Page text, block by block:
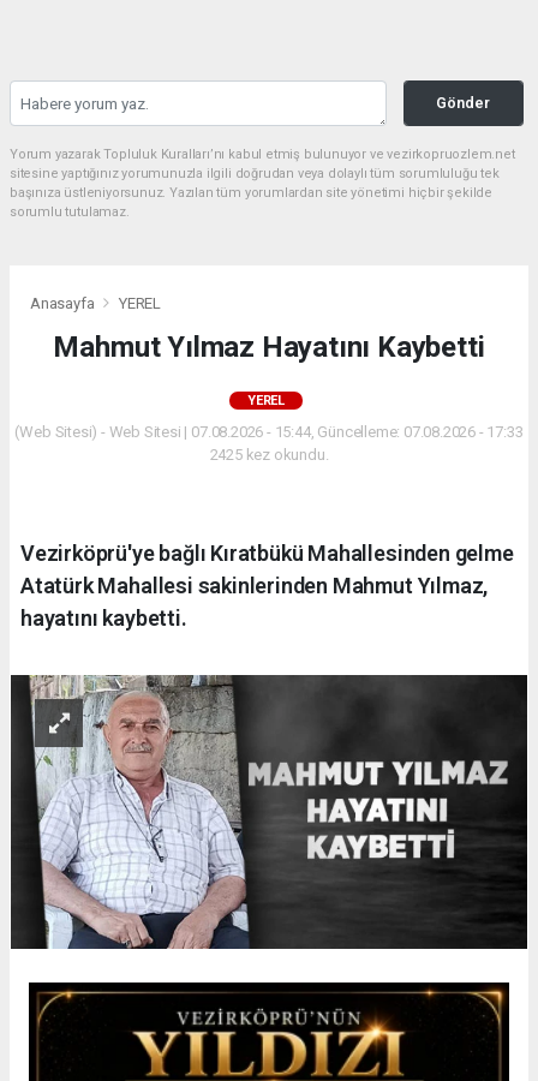
Gönder
Yorum yazarak Topluluk Kuralları’nı kabul etmiş bulunuyor ve vezirkopruozlem.net
sitesine yaptığınız yorumunuzla ilgili doğrudan veya dolaylı tüm sorumluluğu tek
başınıza üstleniyorsunuz. Yazılan tüm yorumlardan site yönetimi hiçbir şekilde
sorumlu tutulamaz.
Anasayfa YEREL
Mahmut Yılmaz Hayatını Kaybetti
YEREL
(Web Sitesi) - Web Sitesi | 07.08.2026 - 15:44, Güncelleme: 07.08.2026 - 17:33
2425 kez okundu.
Vezirköprü'ye bağlı Kıratbükü Mahallesinden gelme
Atatürk Mahallesi sakinlerinden Mahmut Yılmaz,
hayatını kaybetti.